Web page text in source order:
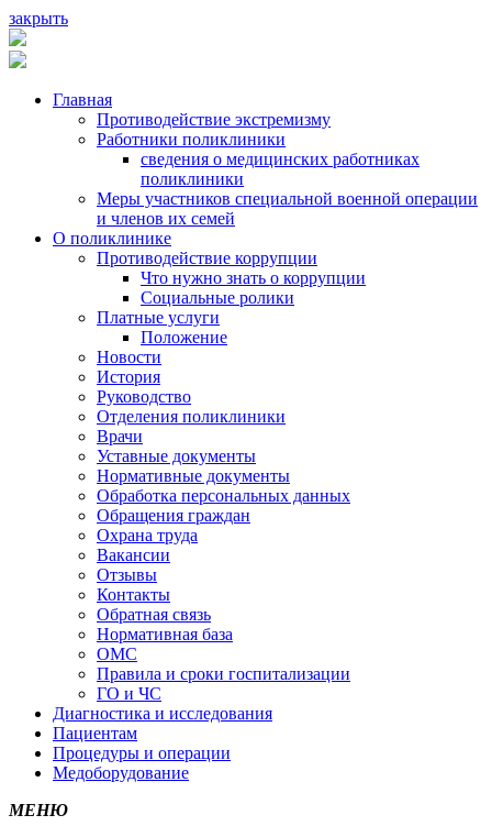
закрыть
Главная
Противодействие экстремизму
Работники поликлиники
сведения о медицинских работниках
поликлиники
Меры участников специальной военной операции
и членов их семей
О поликлинике
Противодействие коррупции
Что нужно знать о коррупции
Социальные ролики
Платные услуги
Положение
Новости
История
Руководство
Отделения поликлиники
Врачи
Уставные документы
Нормативные документы
Обработка персональных данных
Обращения граждан
Охрана труда
Вакансии
Отзывы
Контакты
Обратная связь
Нормативная база
ОМС
Правила и сроки госпитализации
ГО и ЧС
Диагностика и исследования
Пациентам
Процедуры и операции
Медоборудование
МЕНЮ